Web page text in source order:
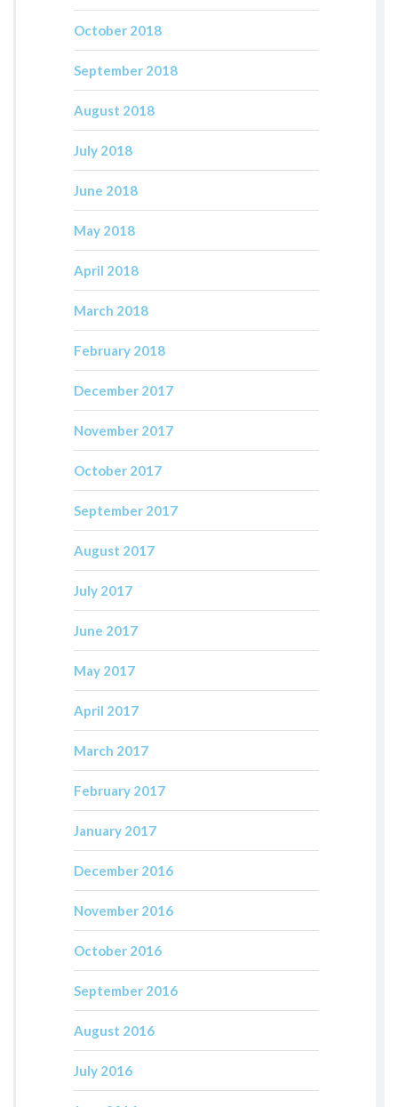
October 2018
September 2018
August 2018
July 2018
June 2018
May 2018
April 2018
March 2018
February 2018
December 2017
November 2017
October 2017
September 2017
August 2017
July 2017
June 2017
May 2017
April 2017
March 2017
February 2017
January 2017
December 2016
November 2016
October 2016
September 2016
August 2016
July 2016